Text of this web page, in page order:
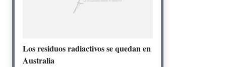
Los residuos radiactivos se quedan en
Australia